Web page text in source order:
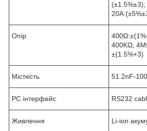
Опір
400KΩ,
±(1.5%+3)
Місткість 51.2nF-
PC інтерфейс RS232
Живлення Li-ion